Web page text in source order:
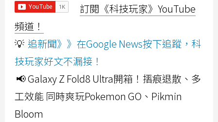
訂閱《科技玩家》YouTube
頻道！
💡 追新聞》》在Google News按下追蹤，科
技玩家好文不漏接！
📢 Galaxy Z Fold8 Ultra開箱！摺痕退散、多
工效能 同時爽玩Pokemon GO、Pikmin
Bloom